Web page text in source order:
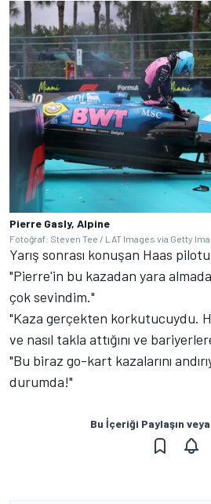
Pierre Gasly, Alpine
Fotoğraf: Steven Tee / LAT Images via Getty
Yarış sonrası konuşan Haas
"Pierre'in bu kazadan yara
çok sevindim."
"Kaza gerçekten korkutucuydu.
ve nasıl takla attığını ve
"Bu biraz go-kart kazalarını
durumda!"
Bu İçeriği Paylaşın